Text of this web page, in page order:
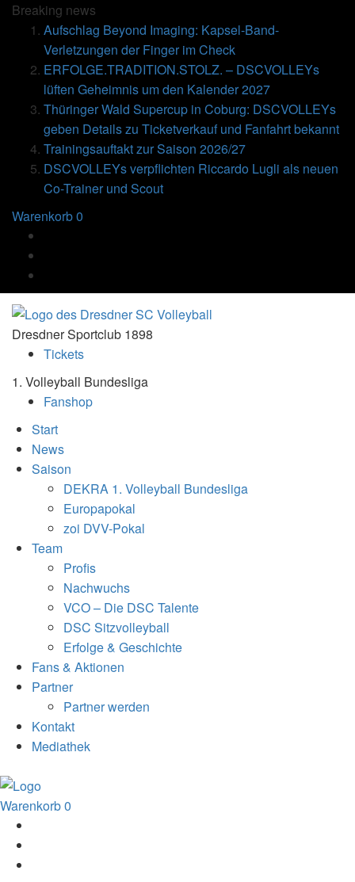
Breaking news
Aufschlag Beyond Imaging: Kapsel-Band-
Verletzungen der Finger im Check
ERFOLGE.TRADITION.STOLZ. – DSCVOLLEYs
lüften Geheimnis um den Kalender 2027
Thüringer Wald Supercup in Coburg: DSCVOLLEYs
geben Details zu Ticketverkauf und Fanfahrt bekannt
Trainingsauftakt zur Saison 2026/27
DSCVOLLEYs verpflichten Riccardo Lugli als neuen
Co-Trainer und Scout
Warenkorb0
Dresdner Sportclub 1898
Tickets
1. Volleyball Bundesliga
Fanshop
Start
News
Saison
DEKRA 1. Volleyball Bundesliga
Europapokal
zoi DVV-Pokal
Team
Profis
Nachwuchs
VCO – Die DSC Talente
DSC Sitzvolleyball
Erfolge & Geschichte
Fans & Aktionen
Partner
Partner werden
Kontakt
Mediathek
Warenkorb0